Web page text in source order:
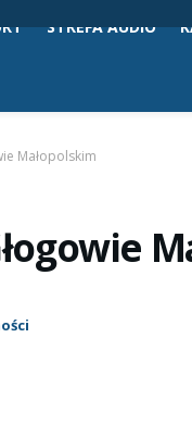
STREFA AUDIO
Małopolskim